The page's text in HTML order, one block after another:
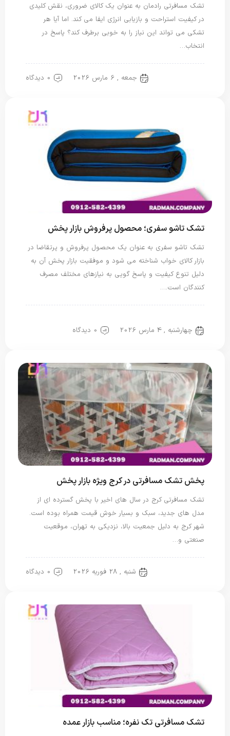
تشک مسافرتی رادمان به عنوان یک کالای ضروری، نقش کلیدی
در کیفیت استراحت و بازیابی انرژی ایفا می کند. اما آیا هر
تشکی می تواند این نیاز را به خوبی برطرف کند؟ پاسخ در
انتخاب…
جمعه , 6 مارس 2026 0 دیدگاه
تشک تاشو سفری؛ محصول پرفروش بازار پخش
تشک تاشو سفری به عنوان یک محصول پرفروش و پرتقاضا در
بازار کالای خواب شناخته می شود و موفقیت بازار پخش آن به
دلیل تنوع کیفیت و پاسخ گویی به نیازهای مختلف مصرف
کنندگان است.…
چهارشنبه , 4 مارس 2026 0 دیدگاه
پخش تشک مسافرتی در کرج ویژه بازار پخش
تشک مسافرتی کرج در سال های اخیر با پخش گسترده ای از
مدل های جدید، سبک و بسیار خوش قیمت همراه بوده است.
شهر کرج به دلیل جمعیت بالا، نزدیکی به تهران، موقعیت
صنعتی و…
شنبه , 28 فوریه 2026 0 دیدگاه
تشک مسافرتی تک نفره؛ مناسب بازار عمده